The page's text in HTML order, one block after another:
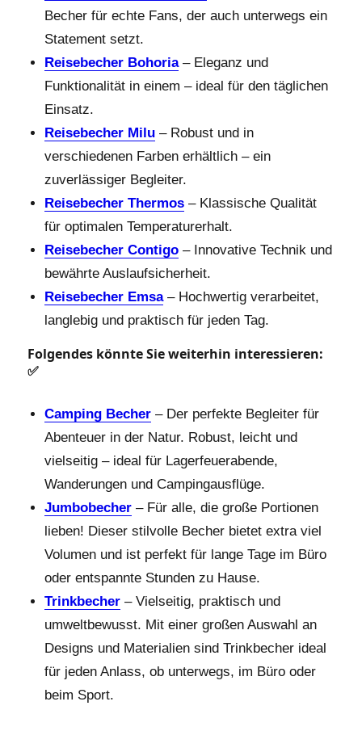
Becher für echte Fans, der auch unterwegs ein
Statement setzt.
Reisebecher Bohoria– Eleganz und
Funktionalität in einem – ideal für den täglichen
Einsatz.
Reisebecher Milu – Robust und in
verschiedenen Farben erhältlich – ein
zuverlässiger Begleiter.
Reisebecher Thermos – Klassische Qualität
für optimalen Temperaturerhalt.
Reisebecher Contigo – Innovative Technik und
bewährte Auslaufsicherheit.
Reisebecher Emsa– Hochwertig verarbeitet,
langlebig und praktisch für jeden Tag.
Folgendes könnte Sie weiterhin interessieren:
✅
Camping Becher – Der perfekte Begleiter für
Abenteuer in der Natur. Robust, leicht und
vielseitig – ideal für Lagerfeuerabende,
Wanderungen und Campingausflüge.
Jumbobecher – Für alle, die große Portionen
lieben! Dieser stilvolle Becher bietet extra viel
Volumen und ist perfekt für lange Tage im Büro
oder entspannte Stunden zu Hause.
Trinkbecher – Vielseitig, praktisch und
umweltbewusst. Mit einer großen Auswahl an
Designs und Materialien sind Trinkbecher ideal
für jeden Anlass, ob unterwegs, im Büro oder
beim Sport.